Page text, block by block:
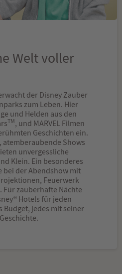
Welt voller
der Disney Zauber
zum Leben. Hier
und Helden aus den
TM, und MARVEL Filmen
Geschichten ein.
Shows
unvergessliche
Klein. Ein besonderes
bei der Abendshow mit
Feuerwerk
zauberhafte Nächte
Hotels für jeden
Budget, jedes mit seiner